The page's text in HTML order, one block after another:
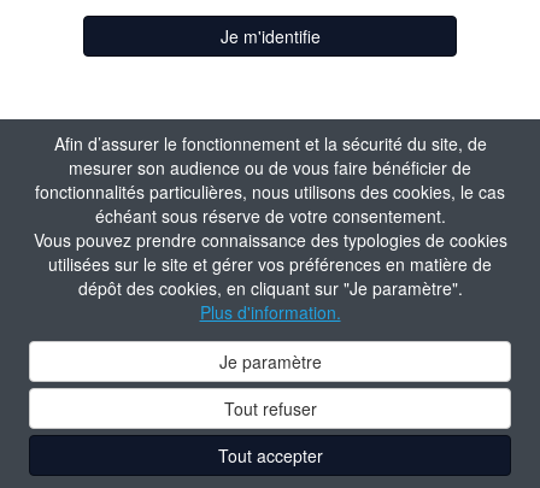
Afin d’assurer le fonctionnement et la sécurité du site, de
mesurer son audience ou de vous faire bénéficier de
fonctionnalités particulières, nous utilisons des cookies, le cas
échéant sous réserve de votre consentement.
Vous pouvez prendre connaissance des typologies de cookies
utilisées sur le site et gérer vos préférences en matière de
dépôt des cookies, en cliquant sur "Je paramètre".
Plus d'information.
Je paramètre
Tout refuser
Tout accepter
Je m'identifie